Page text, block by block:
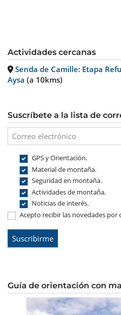
Actividades cercanas
Senda de Camille: Etapa
Aysa (a 10kms)
Suscríbete a la lista de
GPS y Orientación.
Material de montaña.
Seguridad en montaña.
Actividades de montaña.
Noticias de interés.
Acepto recibir las novedades
Guía de orientación con